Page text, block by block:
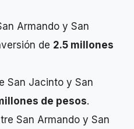
Armando y San
de 2.5 millones
San Jacinto y San
de pesos.
San Armando y San